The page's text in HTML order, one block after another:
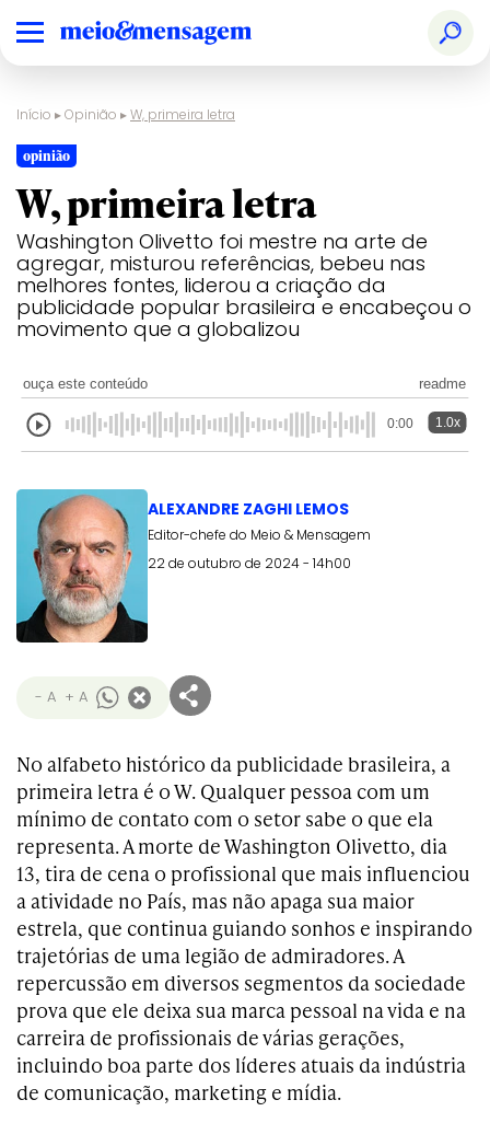
Início ▸Opinião ▸W, primeira letra
opinião
W, primeira letra
Washington Olivetto foi mestre na arte de
agregar, misturou referências, bebeu nas
melhores fontes, liderou a criação da
publicidade popular brasileira e encabeçou o
movimento que a globalizou
ouça este conteúdo readme
0:00 1.0x
ALEXANDRE ZAGHI LEMOS
Editor-chefe do Meio & Mensagem
22 de outubro de 2024 - 14h00
- A + A
No alfabeto histórico da publicidade brasileira, a
primeira letra é o W. Qualquer pessoa com um
mínimo de contato com o setor sabe o que ela
representa. A morte de Washington Olivetto, dia
13, tira de cena o profissional que mais influenciou
a atividade no País, mas não apaga sua maior
estrela, que continua guiando sonhos e inspirando
trajetórias de uma legião de admiradores. A
repercussão em diversos segmentos da sociedade
prova que ele deixa sua marca pessoal na vida e na
carreira de profissionais de várias gerações,
incluindo boa parte dos líderes atuais da indústria
de comunicação, marketing e mídia.